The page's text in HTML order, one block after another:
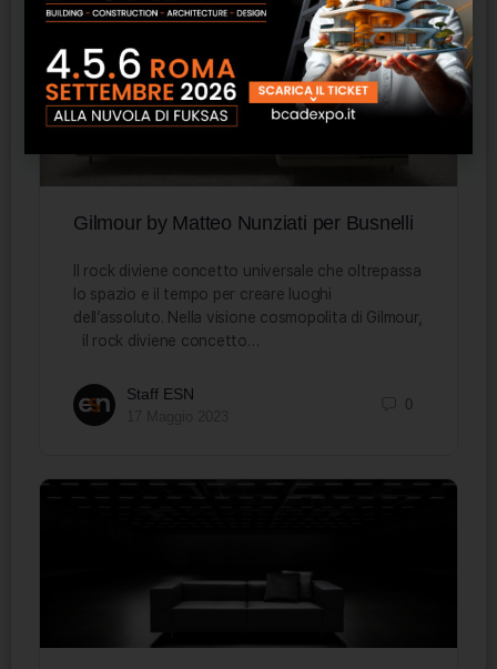
Gilmour by Matteo Nunziati per Busnelli
Il rock diviene concetto universale che oltrepassa
lo spazio e il tempo per creare luoghi
dell’assoluto. Nella visione cosmopolita di Gilmour,
il rock diviene concetto…
Staff ESN
0